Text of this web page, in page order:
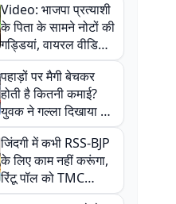
Video: भाजपा प्रत्याशी
के पिता के सामने नोटों की
गड्डियां, वायरल वीडियो
से राजनीति में उबाल,
अजित महतो बोले- TMC
की गंदी चाल
पहाड़ों पर मैगी बेचकर
होती है कितनी कमाई?
युवक ने गल्ला दिखाया तो
नौकरी वालों के खड़े हो गए
कान
जिंदगी में कभी RSS-BJP
के लिए काम नहीं करूंगा,
रिंटू पॉल को TMC
ऑफिस में ले जाकर पीटा,